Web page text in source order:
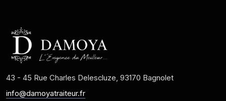
43 - 45 Rue Charles Delescluze, 93170 Bagnolet
info@damoyatraiteur.fr